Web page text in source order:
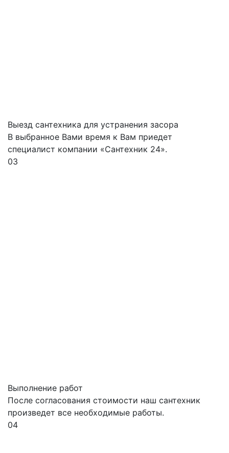
Выезд сантехника для устранения засора
В выбранное Вами время к Вам приедет
специалист компании «Сантехник 24».
03
Выполнение работ
После согласования стоимости наш сантехник
произведет все необходимые работы.
04